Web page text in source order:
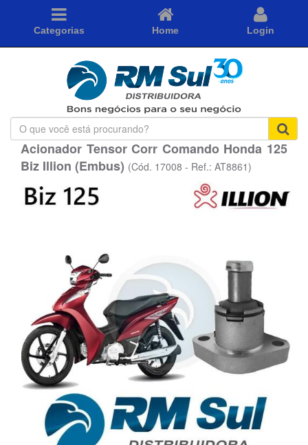
Categorias Home Login
O
que
você
está
Acionador Tensor Corr Comando Honda 125
Biz Illion (Embus) (Cód. 17008 - Ref.: AT8861)